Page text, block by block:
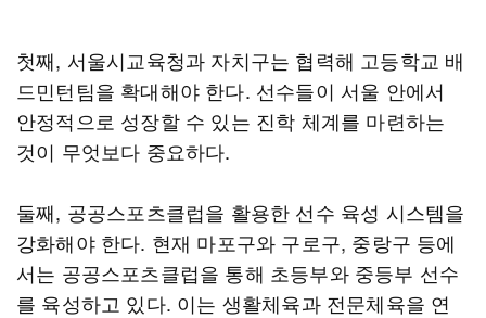
첫째, 서울시교육청과 자치구는 협력해 고등학교 배
드민턴팀을 확대해야 한다. 선수들이 서울 안에서
안정적으로 성장할 수 있는 진학 체계를 마련하는
것이 무엇보다 중요하다.
둘째, 공공스포츠클럽을 활용한 선수 육성 시스템을
강화해야 한다. 현재 마포구와 구로구, 중랑구 등에
서는 공공스포츠클럽을 통해 초등부와 중등부 선수
를 육성하고 있다. 이는 생활체육과 전문체육을 연